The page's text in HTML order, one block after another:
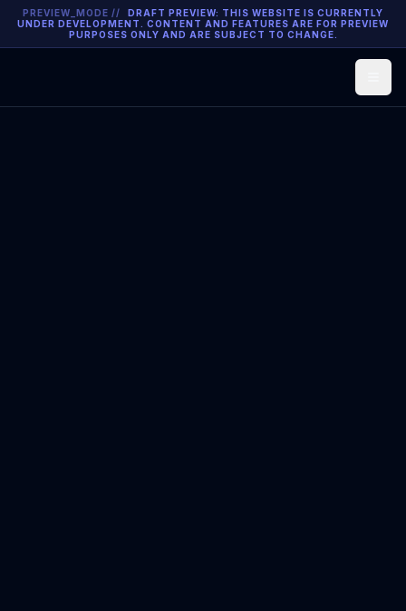
PREVIEW_MODE //
DRAFT PREVIEW: THIS WEBSITE IS CURRENTLY
UNDER DEVELOPMENT. CONTENT AND FEATURES ARE FOR PREVIEW
PURPOSES ONLY AND ARE SUBJECT TO CHANGE.